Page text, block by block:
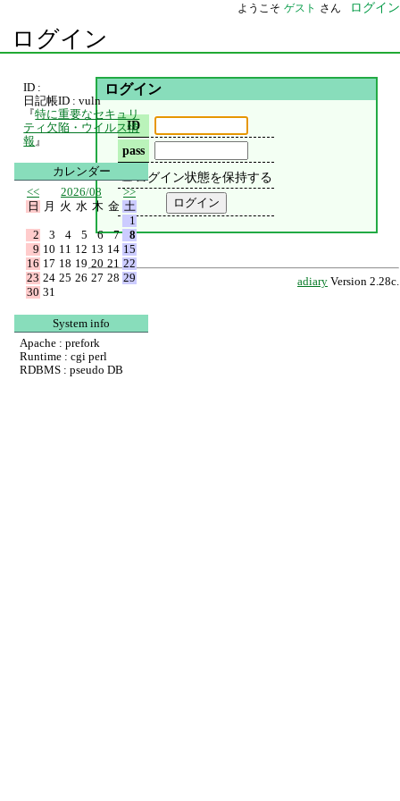
ようこそ ゲスト さん ログイン
ログイン
ログイン
ID
pass
ログイン状態を保持する
adiary Version 2.28c.
ID :
日記帳ID : vuln
『特に重要なセキュリ
ティ欠陥・ウイルス情
報 』
カレンダー
<<
2026/08
>>
日
月 火 水 木 金 土
1
2
3 4 5 6 7
8
9 10 11 12 13 14 15
16 17 18 19 20 21 22
23 24 25 26 27 28 29
30 31
System info
Apache : prefork
Runtime : cgi perl
RDBMS : pseudo DB